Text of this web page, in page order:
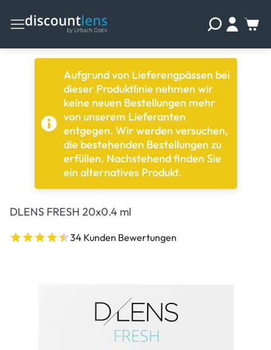
Aufgrund von Lieferengpässen bei
dieser Produktlinie nehmen wir
keine neuen Bestellungen mehr
von unserem Lieferanten
entgegen. Wir werden versuchen,
die bestehenden Bestellungen zu
erfüllen. Nachstehend finden Sie
ein alternatives Produkt.
DLENS FRESH 20x0.4 ml
34 Kunden Bewertungen